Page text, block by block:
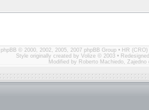
phpBB © 2000, 2002, 2005, 2007 phpBB Group • HR
Style originally created by Volize © 2003 •
Modified by Roberto Machiedo, Zajedno